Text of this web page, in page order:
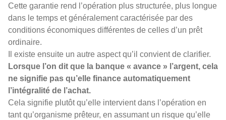
Cette garantie rend l’opération plus structurée, plus longue
dans le temps et généralement caractérisée par des
conditions économiques différentes de celles d’un prêt
ordinaire.
Il existe ensuite un autre aspect qu’il convient de clarifier.
Lorsque l’on dit que la banque « avance » l’argent, cela
ne signifie pas qu’elle finance automatiquement
l’intégralité de l’achat.
Cela signifie plutôt qu’elle intervient dans l’opération en
tant qu’organisme prêteur, en assumant un risque qu’elle